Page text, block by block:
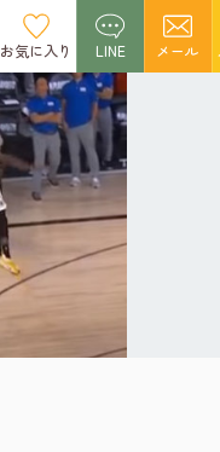
お気に入り LINE メール